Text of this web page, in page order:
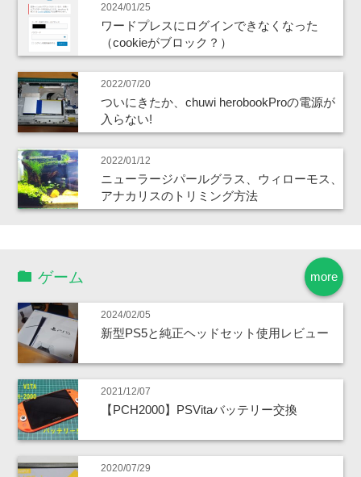
2024/01/25
ワードプレスにログインできなくなった
（cookieがブロック？）
2022/07/20
ついにきたか、chuwi herobookProの電源が
入らない!
2022/01/12
ニューラージパールグラス、ウィローモス、
アナカリスのトリミング方法
more
ゲーム
2024/02/05
新型PS5と純正ヘッドセット使用レビュー
2021/12/07
【PCH2000】PSVitaバッテリー交換
2020/07/29